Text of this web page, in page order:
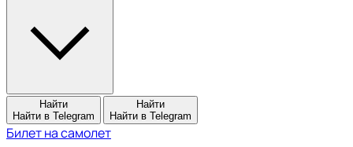
Найти
Найти в Telegram
Найти
Найти в Telegram
Билет на самолет